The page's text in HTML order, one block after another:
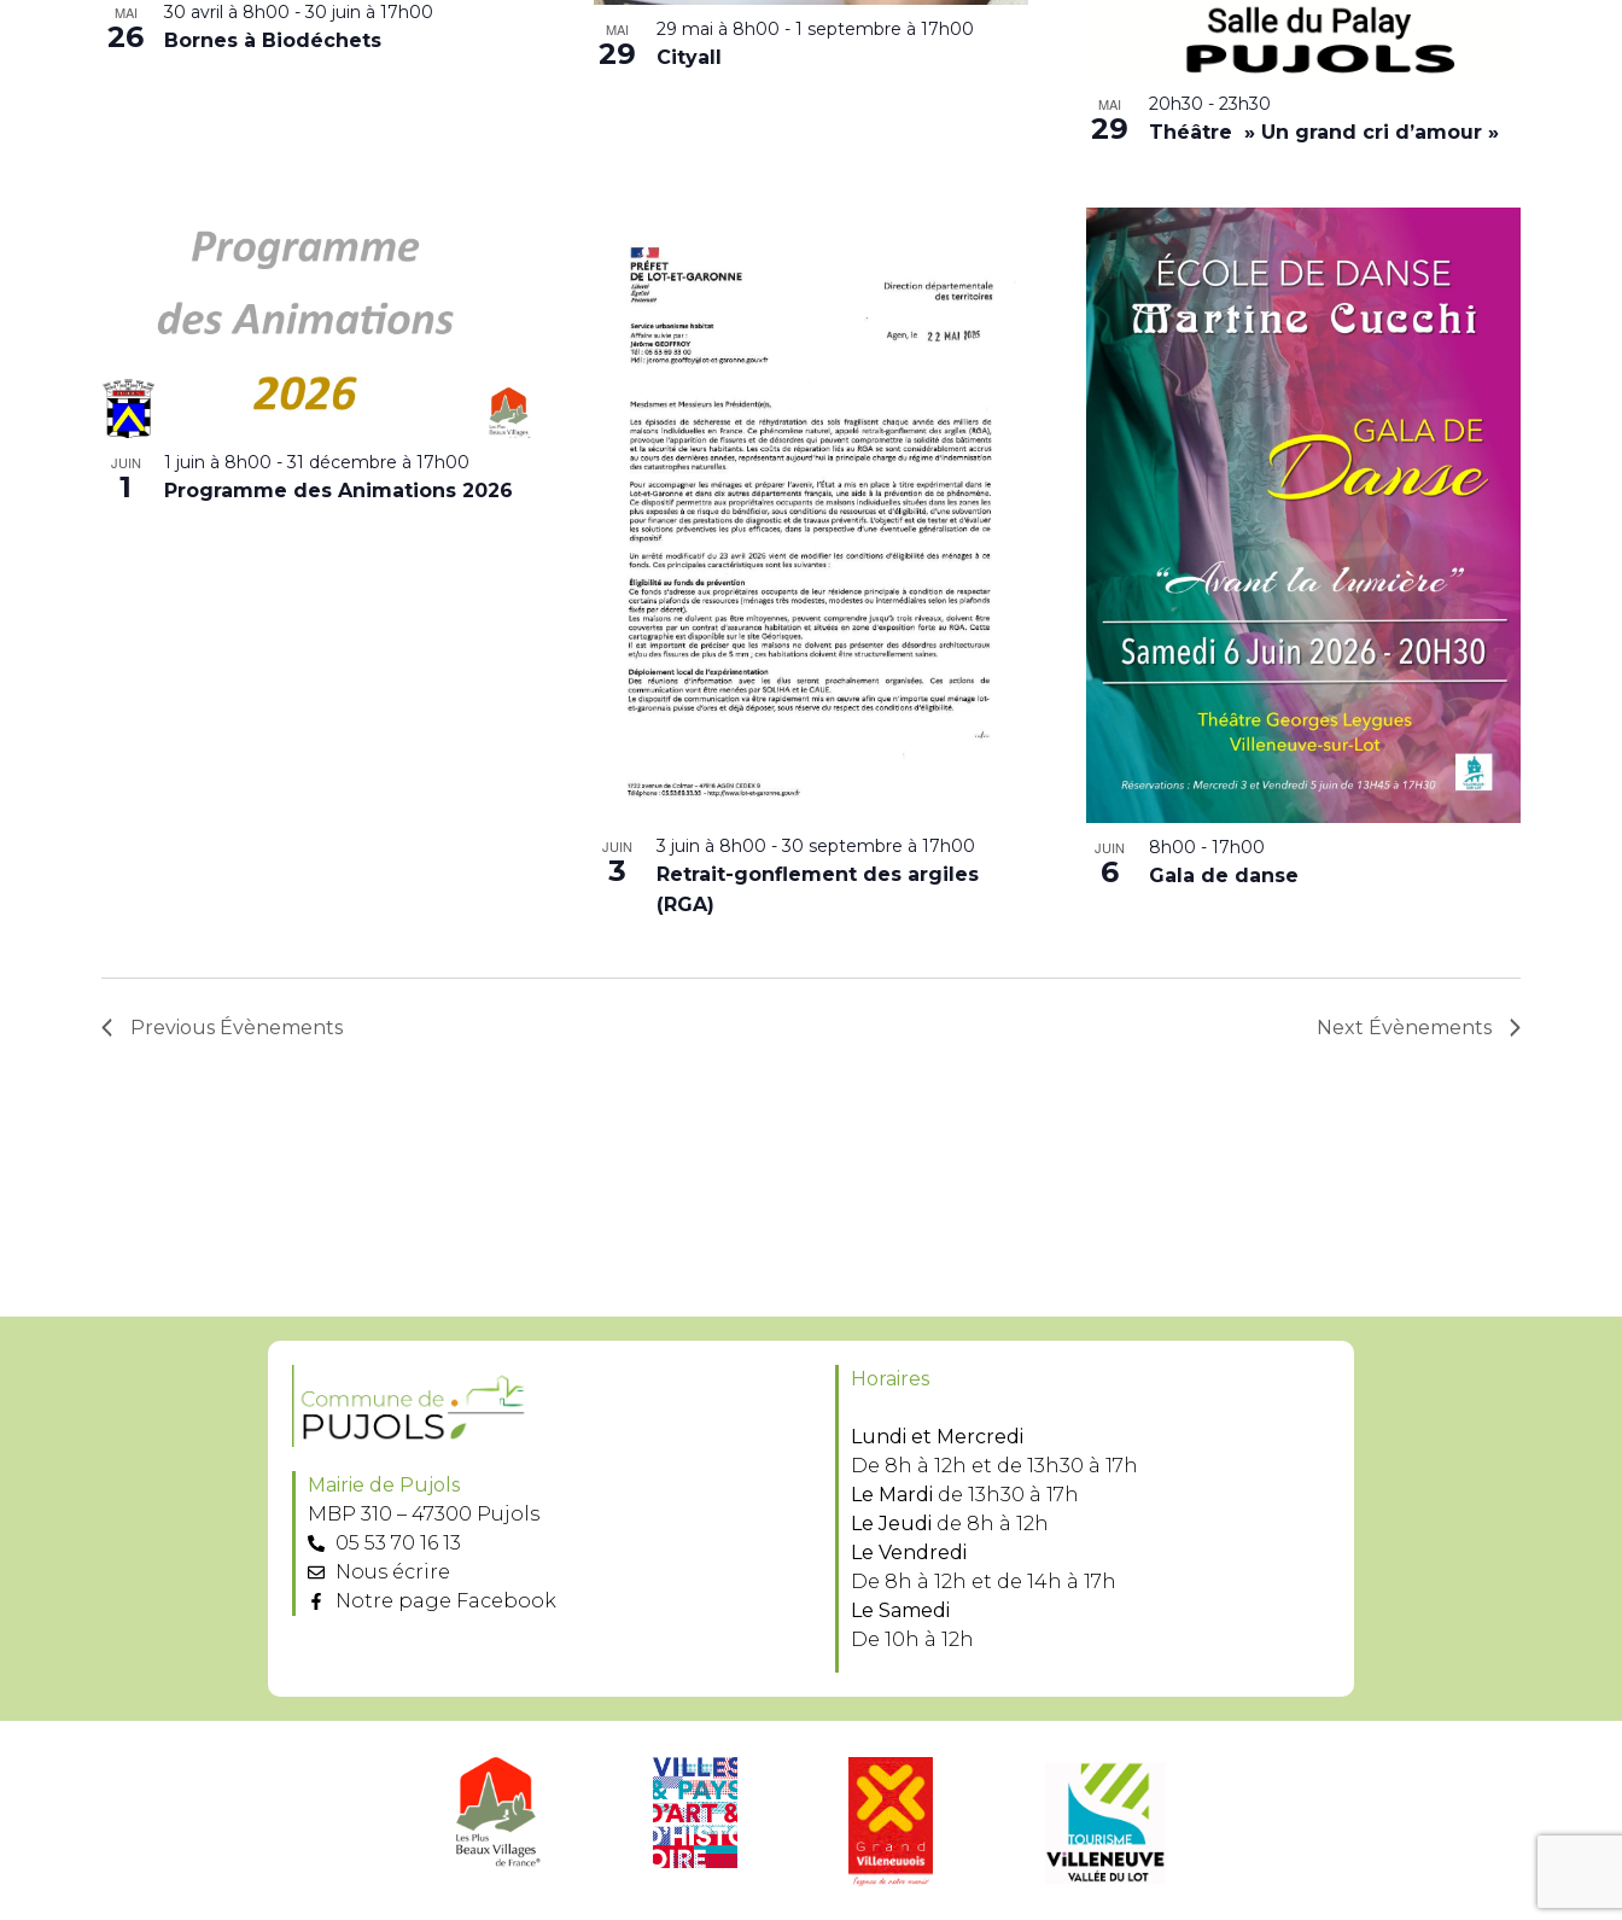
MAI
26
30 avril à 8h00 -30 juin à 17h00
Bornes à Biodéchets MAI
29
29 mai à 8h00 - 1 septembre à 17h00
Cityall
MAI
29
20h30 - 23h30
Théâtre » Un grand cri d’amour »
JUIN
1
1 juin à 8h00 -31 décembre à 17h00
Programme des Animations 2026
JUIN
3
3 juin à 8h00 -30 septembre à 17h00
Retrait-gonflement des argiles
(RGA)
JUIN
6
8h00 - 17h00
Gala de danse
Previous Évènements Next Évènements
Mairie de Pujols
MBP 310 – 47300 Pujols
05 53 70 16 13
Nous écrire
Notre page Facebook
Horaires
Lundi et Mercredi
De 8h à 12h et de 13h30 à 17h
Le Mardi de 13h30 à 17h
Le Jeudi de 8h à 12h
Le Vendredi
De 8h à 12h et de 14h à 17h
Le Samedi
De 10h à 12h